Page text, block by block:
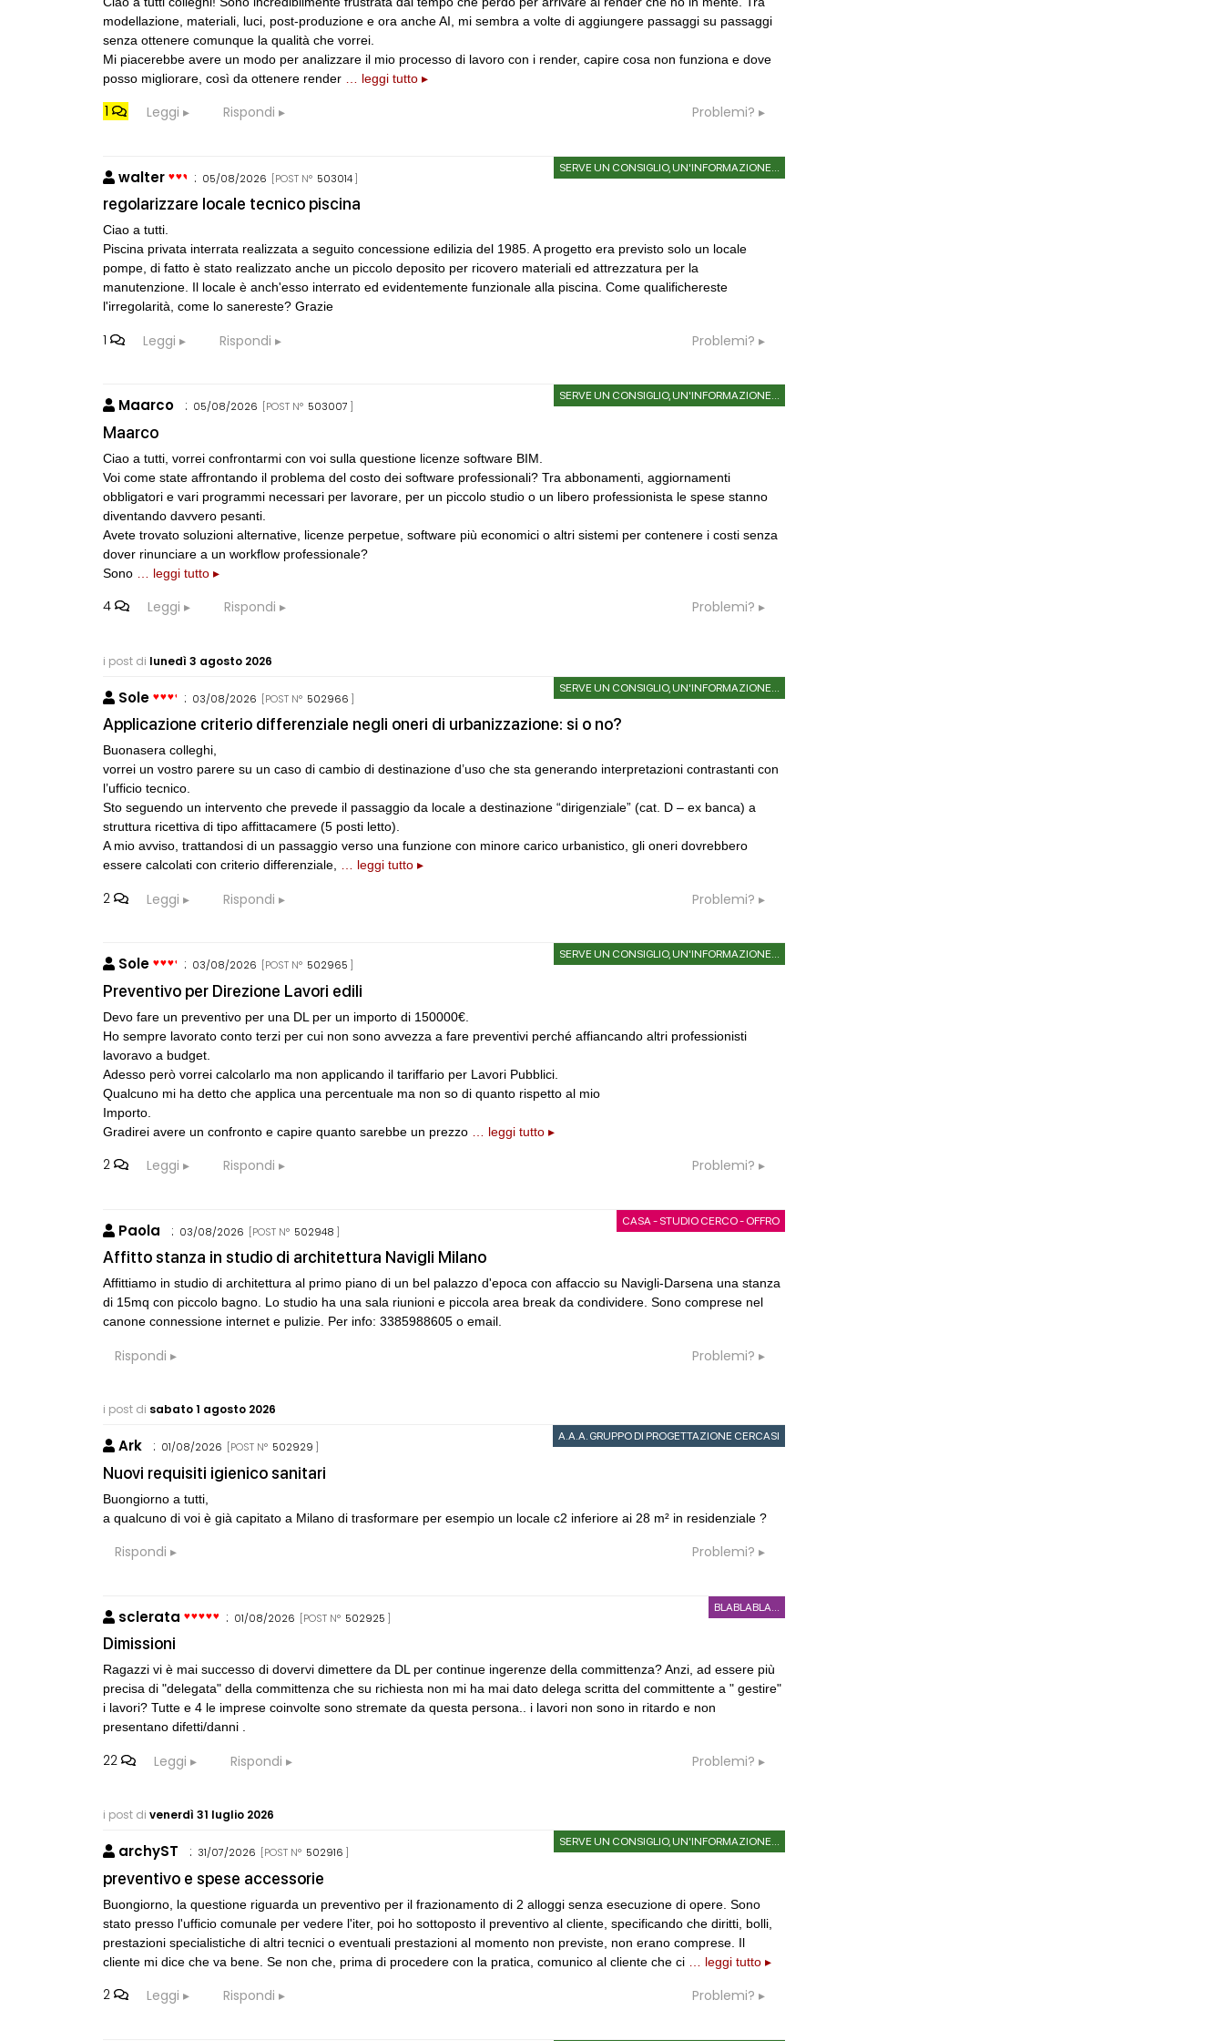
modellazione, materiali, luci, post-produzione e ora anche AI, mi sembra a volte di aggiungere passaggi su passaggi
senza ottenere comunque la qualità che vorrei.
Mi piacerebbe avere un modo per analizzare il mio processo di lavoro con i render, capire cosa non funziona e dove
posso migliorare, così da ottenere render
… leggi tutto ▸
1 Leggi Rispondi Problemi?
SERVE UN CONSIGLIO, UN'INFORMAZIONE...
walter : 05/08/2026 [POST N° 503014]
regolarizzare locale tecnico piscina
Ciao a tutti.
Piscina privata interrata realizzata a seguito concessione edilizia del 1985. A progetto era previsto solo un locale
pompe, di fatto è stato realizzato anche un piccolo deposito per ricovero materiali ed attrezzatura per la
manutenzione. Il locale è anch'esso interrato ed evidentemente funzionale alla piscina. Come qualifichereste
l'irregolarità, come lo sanereste? Grazie
1 Leggi Rispondi Problemi?
SERVE UN CONSIGLIO, UN'INFORMAZIONE...
Maarco : 05/08/2026 [POST N° 503007 ]
Maarco
Ciao a tutti, vorrei confrontarmi con voi sulla questione licenze software BIM.
Voi come state affrontando il problema del costo dei software professionali? Tra abbonamenti, aggiornamenti
obbligatori e vari programmi necessari per lavorare, per un piccolo studio o un libero professionista le spese stanno
diventando davvero pesanti.
Avete trovato soluzioni alternative, licenze perpetue, software più economici o altri sistemi per contenere i costi senza
dover rinunciare a un workflow professionale?
Sono
… leggi tutto ▸
4 Leggi Rispondi Problemi?
i post di lunedì 3 agosto 2026
SERVE UN CONSIGLIO, UN'INFORMAZIONE...
Sole : 03/08/2026 [POST N° 502966 ]
Applicazione criterio differenziale negli oneri di urbanizzazione: si o no?
Buonasera colleghi,
vorrei un vostro parere su un caso di cambio di destinazione d’uso che sta generando interpretazioni contrastanti con
l’ufficio tecnico.
Sto seguendo un intervento che prevede il passaggio da locale a destinazione “dirigenziale” (cat. D – ex banca) a
struttura ricettiva di tipo affittacamere (5 posti letto).
A mio avviso, trattandosi di un passaggio verso una funzione con minore carico urbanistico, gli oneri dovrebbero
essere calcolati con criterio differenziale,
… leggi tutto ▸
2 Leggi Rispondi Problemi?
SERVE UN CONSIGLIO, UN'INFORMAZIONE...
Sole : 03/08/2026 [POST N° 502965 ]
Preventivo per Direzione Lavori edili
Devo fare un preventivo per una DL per un importo di 150000€.
Ho sempre lavorato conto terzi per cui non sono avvezza a fare preventivi perché affiancando altri professionisti
lavoravo a budget.
Adesso però vorrei calcolarlo ma non applicando il tariffario per Lavori Pubblici.
Qualcuno mi ha detto che applica una percentuale ma non so di quanto rispetto al mio
Importo.
Gradirei avere un confronto e capire quanto sarebbe un prezzo
… leggi tutto ▸
2 Leggi Rispondi Problemi?
CASA - STUDIO CERCO - OFFRO
Paola : 03/08/2026 [POST N° 502948 ]
Affitto stanza in studio di architettura Navigli Milano
Affittiamo in studio di architettura al primo piano di un bel palazzo d'epoca con affaccio su Navigli-Darsena una stanza
di 15mq con piccolo bagno. Lo studio ha una sala riunioni e piccola area break da condividere. Sono comprese nel
canone connessione internet e pulizie. Per info: 3385988605 o email.
Rispondi Problemi?
i post di sabato 1 agosto 2026
A.A.A. GRUPPO DI PROGETTAZIONE CERCASI
Ark : 01/08/2026 [POST N° 502929 ]
Nuovi requisiti igienico sanitari
Buongiorno a tutti,
a qualcuno di voi è già capitato a Milano di trasformare per esempio un locale c2 inferiore ai 28 m² in residenziale ?
Rispondi Problemi?
BLABLABLA...
sclerata : 01/08/2026 [POST N° 502925 ]
Dimissioni
Ragazzi vi è mai successo di dovervi dimettere da DL per continue ingerenze della committenza? Anzi, ad essere più
precisa di "delegata" della committenza che su richiesta non mi ha mai dato delega scritta del committente a " gestire"
i lavori? Tutte e 4 le imprese coinvolte sono stremate da questa persona.. i lavori non sono in ritardo e non
presentano difetti/danni .
22 Leggi Rispondi Problemi?
i post divenerdì 31 luglio 2026
SERVE UN CONSIGLIO, UN'INFORMAZIONE...
archyST : 31/07/2026 [POST N° 502916 ]
preventivo e spese accessorie
Buongiorno, la questione riguarda un preventivo per il frazionamento di 2 alloggi senza esecuzione di opere. Sono
stato presso l'ufficio comunale per vedere l'iter, poi ho sottoposto il preventivo al cliente, specificando che diritti, bolli,
prestazioni specialistiche di altri tecnici o eventuali prestazioni al momento non previste, non erano comprese. Il
cliente mi dice che va bene. Se non che, prima di procedere con la pratica, comunico al cliente che ci
… leggi tutto ▸
2 Leggi Rispondi Problemi?
di architettura
ELASTICOFarm